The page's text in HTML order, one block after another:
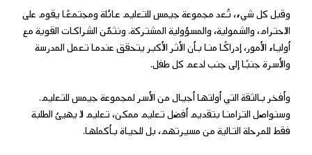
وقبل كل شيء، تُعد مجموعة جيمس للتعليم عائلة ومجتمعًا يقوم على
الاحترام، والشمولية، والمسؤولية المشتركة. ونثمّن الشراكات القوية مع
أولياء الأمور، إدراكًا منا بأن الأثر الأكبر يتحقق عندما تعمل المدرسة
والأسرة جنبًا إلى جنب لدعم كل طفل.
وأفخر بالثقة التي أولتها أجيال من الأسر لمجموعة جيمس للتعليم.
وسنواصل التزامنا بتقديم أفضل تعليم ممكن، تعليم لا يهيئ الطلبة
فقط للمرحلة التالية من مسيرتهم، بل للحياة بأكملها.